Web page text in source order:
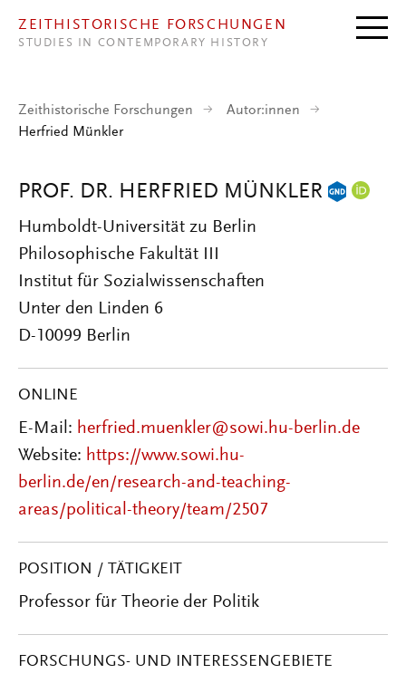
ZEITHISTORISCHE FORSCHUNGEN
STUDIES IN CONTEMPORARY HISTORY
Zeithistorische Forschungen
Autor:innen
Herfried Münkler
PROF. DR. HERFRIED MÜNKLER
Humboldt-Universität zu Berlin
Philosophische Fakultät III
Institut für Sozialwissenschaften
Unter den Linden 6
D-10099 Berlin
ONLINE
E-Mail: herfried.muenkler@sowi.hu-berlin.de
Website: https://www.sowi.hu-
berlin.de/en/research-and-teaching-
areas/political-theory/team/2507
POSITION / TÄTIGKEIT
Professor für Theorie der Politik
FORSCHUNGS- UND INTERESSENGEBIETE